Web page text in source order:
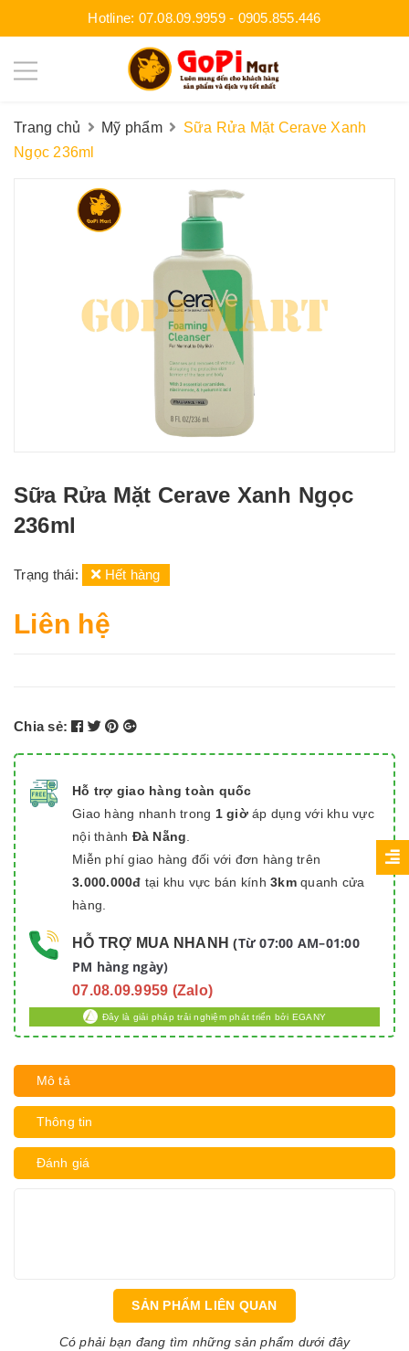
Hotline: 07.08.09.9959- 0905.855.446
Trang chủ Mỹ phẩm
Sữa Rửa Mặt Cerave Xanh
Ngọc 236ml
Sữa Rửa Mặt Cerave Xanh Ngọc
236ml
Trạng thái: Hết hàng
Liên hệ
Chia sẻ:
Hỗ trợ giao hàng toàn quốc
Giao hàng nhanh trong 1 giờáp dụng với khu vực
nội thành Đà Nẵng
Miễn phí giao hàng đối với đơn hàng trên
3.000.000đ tại khu vực bán kính 3kmquanh cửa
hàng.
HỖ TRỢ MUA NHANH (Từ 07:00 AM–01:00
PM hàng ngày)
07.08.09.9959 (Zalo)
Đây là giải pháp trải nghiệm phát triển bởi EGANY
Mô tả
Thông tin
Đánh giá
SẢN PHẨM LIÊN QUAN
Có phải bạn đang tìm những sản phẩm dưới đây